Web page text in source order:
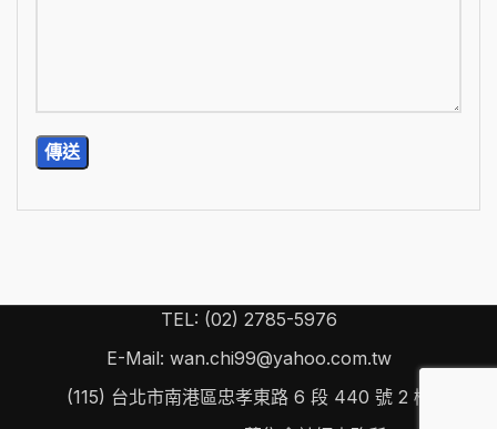
TEL: (02) 2785-5976
E-Mail: wan.chi99@yahoo.com.tw
(115) 台北市南港區忠孝東路 6 段 440 號 2 樓